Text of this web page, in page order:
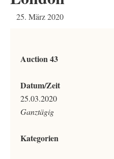
25. März 2020
Auction 43
Datum/Zeit
25.03.2020
Ganztägig
Kategorien